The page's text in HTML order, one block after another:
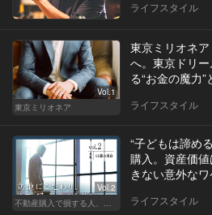
ライフスタイル
Vol.1
東京ミリオネア
東京ミリオネ
へ。東京ドリ
る“お金の魔力”
ライフスタイル
Vol.2
“子どもは諦め
購入。資産価
きない意外なワ
ライフスタイル